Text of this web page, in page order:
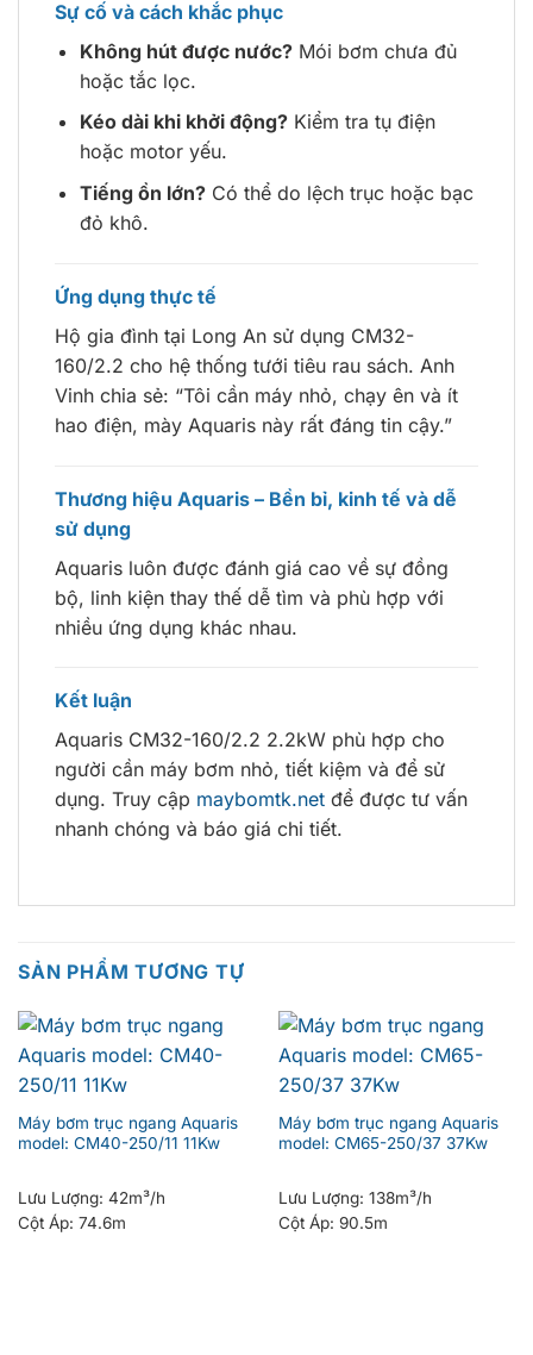
Sự cố và cách khắc phục
Không hút được nước?Mói bơm chưa đủ
hoặc tắc lọc.
Kéo dài khi khởi động?Kiểm tra tụ điện
hoặc motor yếu.
Tiếng ồn lớn?Có thể do lệch trục hoặc bạc
đỏ khô.
Ứng dụng thực tế
Hộ gia đình tại Long An sử dụng CM32-
160/2.2 cho hệ thống tưới tiêu rau sách. Anh
Vinh chia sẻ: “Tôi cần máy nhỏ, chạy ên và ít
hao điện, mày Aquaris này rất đáng tin cậy.”
Thương hiệu Aquaris – Bền bỉ, kinh tế và dễ
sử dụng
Aquaris luôn được đánh giá cao về sự đồng
bộ, linh kiện thay thế dễ tìm và phù hợp với
nhiều ứng dụng khác nhau.
Kết luận
Aquaris CM32-160/2.2 2.2kW phù hợp cho
người cần máy bơm nhỏ, tiết kiệm và để sử
dụng. Truy cập maybomtk.net để được tư vấn
nhanh chóng và báo giá chi tiết.
SẢN PHẨM TƯƠNG TỰ
Máy bơm trục ngang Aquaris
model: CM40-250/11 11Kw
Lưu Lượng: 42m³/h
Cột Áp: 74.6m
Máy bơm trục ngang Aquaris
model: CM65-250/37 37Kw
Lưu Lượng: 138m³/h
Cột Áp: 90.5m